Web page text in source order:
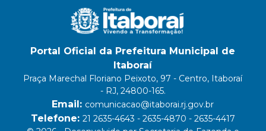
Portal Oficial da Prefeitura Municipal de
Itaboraí
Praça Marechal Floriano Peixoto, 97 - Centro, Itaboraí
- RJ, 24800-165.
Email: comunicacao@itaborai.rj.gov.br
Telefone: 21 2635-4643 - 2635-4870 - 2635-4417